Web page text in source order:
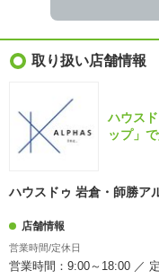
取り扱い店舗情報
ハウス
ップ」
ハウスドゥ 岩倉・師勝ア
店舗情報
営業時間/定休日
営業時間：9:00～18:00 ／